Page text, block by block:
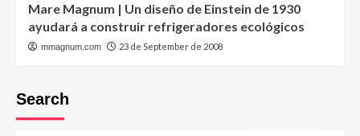
Mare Magnum | Un diseño de Einstein de 1930
ayudará a construir refrigeradores ecológicos
mmagnum.com 23 de September de 2008
Search